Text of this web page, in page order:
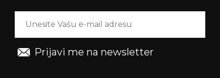
Prijavi me na newsletter